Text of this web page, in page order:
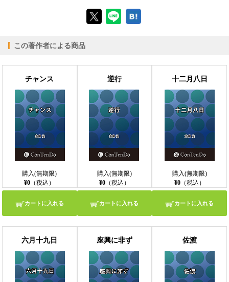
【PC版ConTenDoビューア】
【モバイルビューア】
この著作者による商品
チャンス
購入(無期限)
¥0 （税込）
カートに入れる
逆行
購入(無期限)
¥0（税込）
カートに入れる
十二月八日
購入(無期限)
¥0（税込）
カートに入れる
六月十九日 座興に非ず 佐渡